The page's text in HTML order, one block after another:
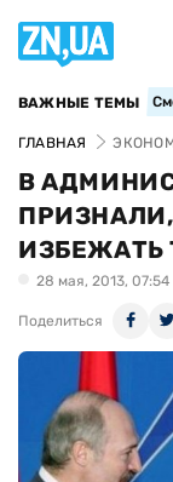
ВАЖНЫЕ ТЕМЫ
ГЛАВНАЯ
В
ИЗБЕЖАТЬ
28 мая, 2013, 07:54
Поделиться